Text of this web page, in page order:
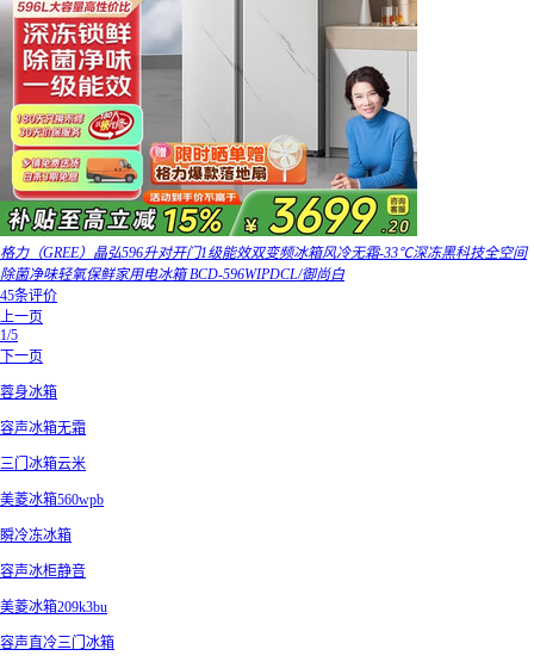
格力（GREE）晶弘596升对开门1级能效双变频冰箱风冷无霜-33℃深冻黑科技全空间
除菌净味轻氧保鲜家用电冰箱 BCD-596WIPDCL/御尚白
45条评价
上一页
1/5
下一页
蓉身冰箱
容声冰箱无霜
三门冰箱云米
美菱冰箱560wpb
瞬冷冻冰箱
容声冰柜静音
美菱冰箱209k3bu
容声直冷三门冰箱